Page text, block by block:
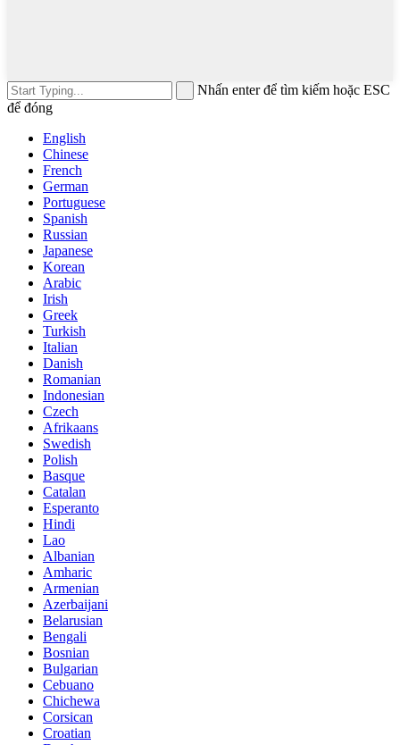
Nhấn enter để tìm kiếm hoặc ESC
để đóng
English
Chinese
French
German
Portuguese
Spanish
Russian
Japanese
Korean
Arabic
Irish
Greek
Turkish
Italian
Danish
Romanian
Indonesian
Czech
Afrikaans
Swedish
Polish
Basque
Catalan
Esperanto
Hindi
Lao
Albanian
Amharic
Armenian
Azerbaijani
Belarusian
Bengali
Bosnian
Bulgarian
Cebuano
Chichewa
Corsican
Croatian